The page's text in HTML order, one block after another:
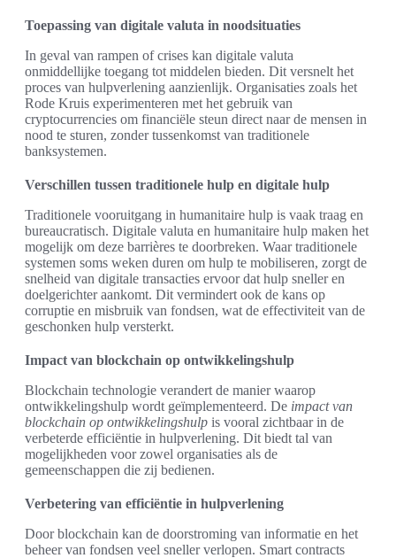
Toepassing van digitale valuta in noodsituaties
In geval van rampen of crises kan digitale valuta
onmiddellijke toegang tot middelen bieden. Dit versnelt het
proces van hulpverlening aanzienlijk. Organisaties zoals het
Rode Kruis experimenteren met het gebruik van
cryptocurrencies om financiële steun direct naar de mensen in
nood te sturen, zonder tussenkomst van traditionele
banksystemen.
Verschillen tussen traditionele hulp en digitale hulp
Traditionele vooruitgang in humanitaire hulp is vaak traag en
bureaucratisch. Digitale valuta en humanitaire hulp maken het
mogelijk om deze barrières te doorbreken. Waar traditionele
systemen soms weken duren om hulp te mobiliseren, zorgt de
snelheid van digitale transacties ervoor dat hulp sneller en
doelgerichter aankomt. Dit vermindert ook de kans op
corruptie en misbruik van fondsen, wat de effectiviteit van de
geschonken hulp versterkt.
Impact van blockchain op ontwikkelingshulp
Blockchain technologie verandert de manier waarop
ontwikkelingshulp wordt geïmplementeerd. De impact van
blockchain op ontwikkelingshulp is vooral zichtbaar in de
verbeterde efficiëntie in hulpverlening. Dit biedt tal van
mogelijkheden voor zowel organisaties als de
gemeenschappen die zij bedienen.
Verbetering van efficiëntie in hulpverlening
Door blockchain kan de doorstroming van informatie en het
beheer van fondsen veel sneller verlopen. Smart contracts